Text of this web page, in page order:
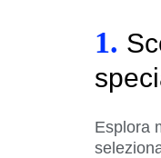
1.
Esplora